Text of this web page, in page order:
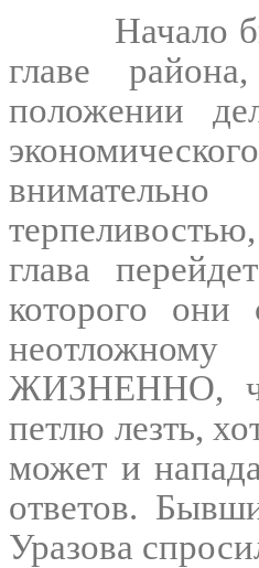
Начало
главе
положении
глава
которого
ЖИЗНЕННО,
петлю лезть,
может и
ответов.
Уразова